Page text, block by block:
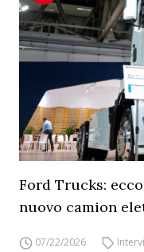
Ford Trucks:
nuovo camion
07/22/2026